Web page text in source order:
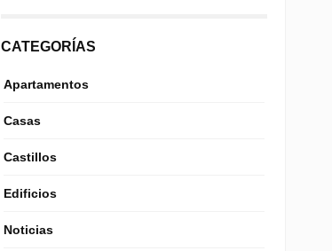
CATEGORÍAS
Apartamentos
Casas
Castillos
Edificios
Noticias